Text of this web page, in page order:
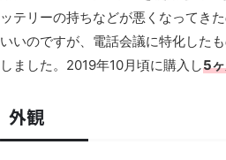
ッテリーの持ちなどが悪くなってき
いいのですが、電話会議に特化した
しました。2019年10月頃に購入し5
外観